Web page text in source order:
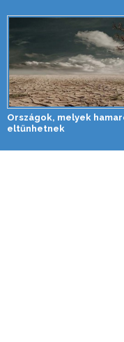
Országok, melyek
eltűnhetnek